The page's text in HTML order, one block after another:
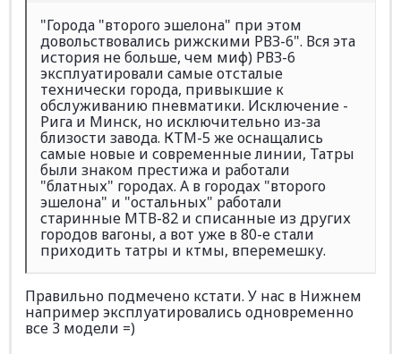
"Города "второго эшелона" при этом
довольствовались рижскими РВЗ-6". Вся эта
история не больше, чем миф) РВЗ-6
эксплуатировали самые отсталые
технически города, привыкшие к
обслуживанию пневматики. Исключение -
Рига и Минск, но исключительно из-за
близости завода. КТМ-5 же оснащались
самые новые и современные линии, Татры
были знаком престижа и работали
"блатных" городах. А в городах "второго
эшелона" и "остальных" работали
старинные МТВ-82 и списанные из других
городов вагоны, а вот уже в 80-е стали
приходить татры и ктмы, вперемешку.
Правильно подмечено кстати. У нас в Нижнем
например эксплуатировались одновременно
все 3 модели =)